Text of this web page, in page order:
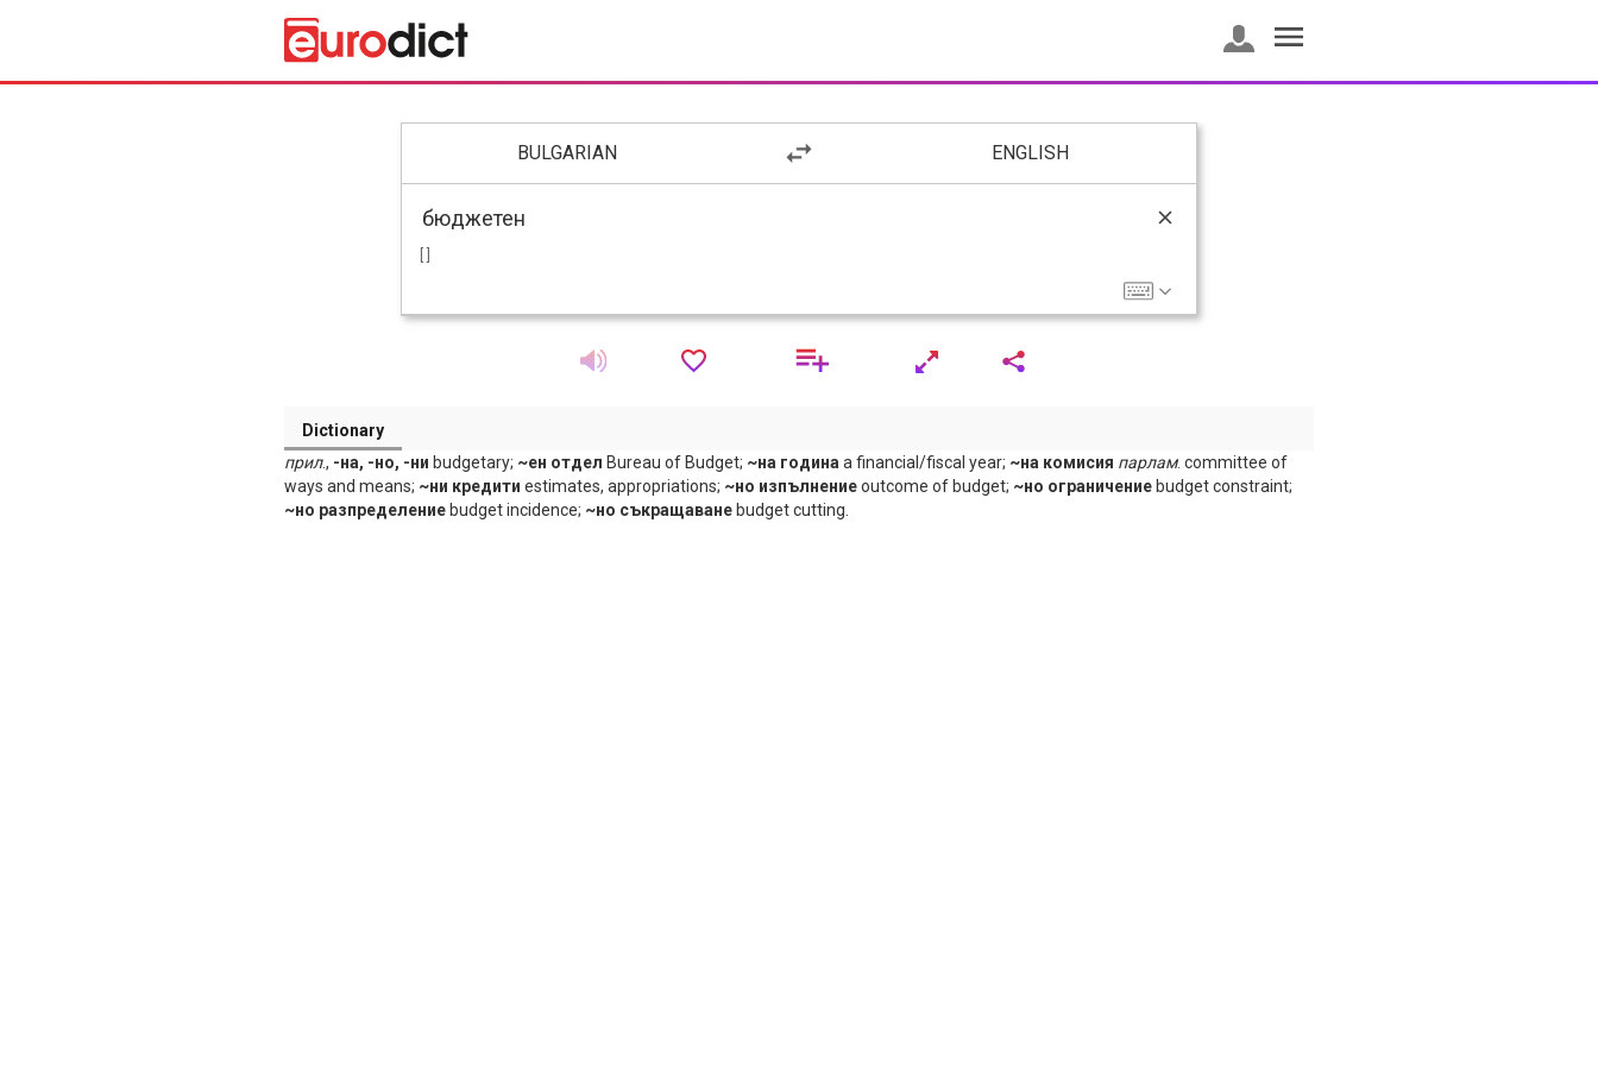
BULGARIAN ENGLISH
Dictionary
прил., -на, -но, -ни budgetary; ~ен отдел Bureau of Budget; ~на година a financial/fiscal year; ~на комисия парлам. committee of
ways and means; ~ни кредити estimates, appropriations; ~но изпълнениеoutcome of budget; ~но ограничение budget constraint;
~но разпределение budget incidence; ~но съкращаване budget cutting.